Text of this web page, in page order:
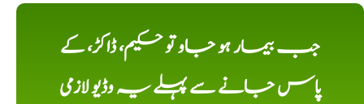
جب بیمار ہو جاو تو حکیم، ڈاکڑ، کے
پاس جانے سے پہلے یہ وڈیو لازمی